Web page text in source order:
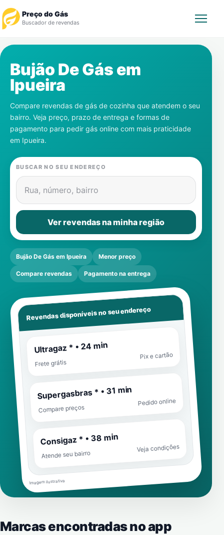
Preço do Gás
Buscador de revendas
Revendedor
Notícias
Cadastre-se
Gás
Contatos
Bujão De Gás em
Ipueira
Compare revendas de gás de cozinha que atendem o seu
bairro. Veja preço, prazo de entrega e formas de
pagamento para pedir gás online com mais praticidade
em Ipueira.
BUSCAR NO SEU ENDEREÇO
Rua, número, bairro
Ver revendas na minha região
Bujão De Gás em Ipueira Menor preço
Compare revendas Pagamento na entrega
Revendas disponíveis no seu endereço
Ultragaz * • 24 min
Frete grátis
Pix e cartão
Supergasbras * • 31 min
Compare preços
Pedido online
Consigaz * • 38 min
Atende seu bairro
Veja condições
Imagem ilustrativa
Marcas encontradas no app